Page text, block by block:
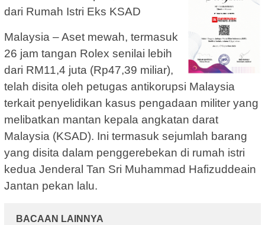
dari Rumah Istri Eks KSAD
Malaysia – Aset mewah, termasuk
26 jam tangan Rolex senilai lebih
dari RM11,4 juta (Rp47,39 miliar),
telah disita oleh petugas antikorupsi Malaysia
terkait penyelidikan kasus pengadaan militer yang
melibatkan mantan kepala angkatan darat
Malaysia (KSAD). Ini termasuk sejumlah barang
yang disita dalam penggerebekan di rumah istri
kedua Jenderal Tan Sri Muhammad Hafizuddeain
Jantan pekan lalu.
BACAAN LAINNYA